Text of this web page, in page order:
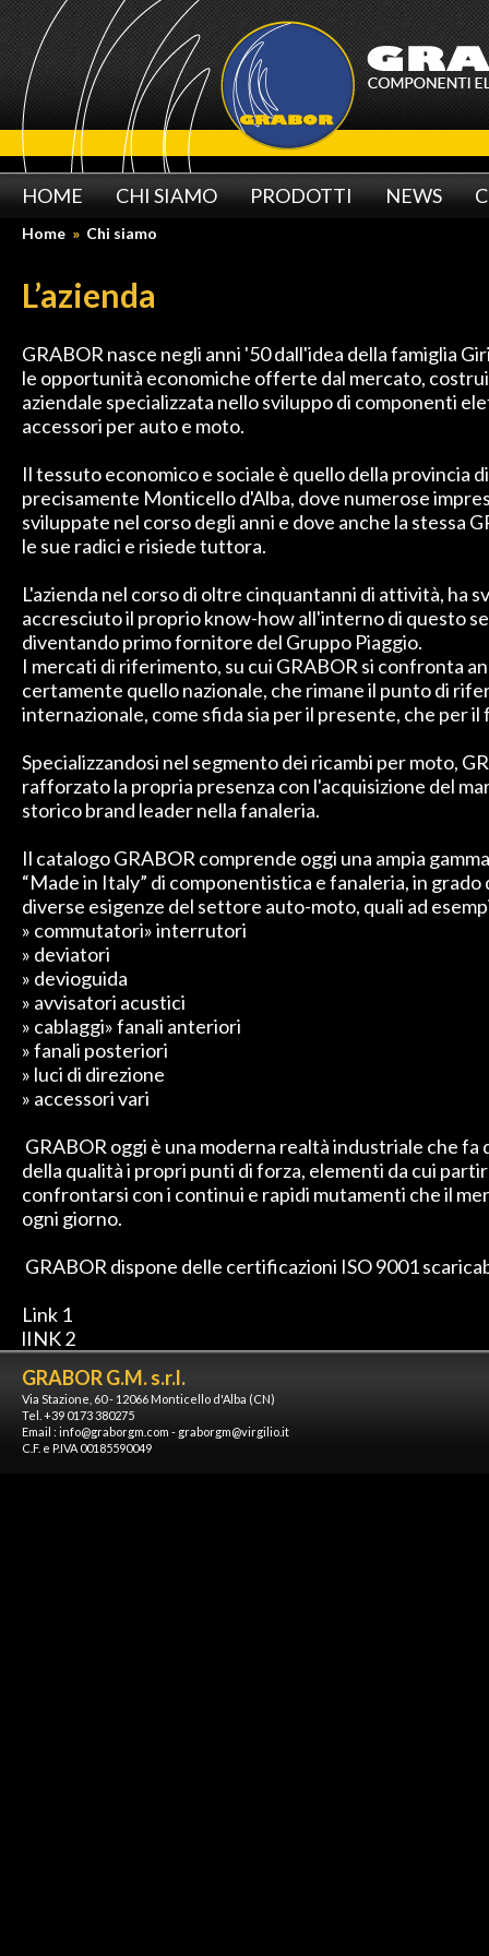
HOME CHI SIAMO PRODOTTI NEWS
Home » Chi siamo
L’azienda
GRABOR nasce negli anni '50 dall'idea della famiglia
le opportunità economiche offerte dal mercato,
aziendale specializzata nello sviluppo di componenti
accessori per auto e moto.
Il tessuto economico e sociale è quello della provincia
precisamente Monticello d'Alba, dove numerose
sviluppate nel corso degli anni e dove anche la stessa
le sue radici e risiede tuttora.
L'azienda nel corso di oltre cinquantanni di attività, ha
accresciuto il proprio know-how all'interno di questo
diventando primo fornitore del Gruppo Piaggio.
I mercati di riferimento, su cui GRABOR si confronta
certamente quello nazionale, che rimane il punto di
internazionale, come sfida sia per il presente, che per
Specializzandosi nel segmento dei ricambi per moto,
rafforzato la propria presenza con l'acquisizione del
storico brand leader nella fanaleria.
Il catalogo GRABOR comprende oggi una ampia
“Made in Italy” di componentistica e fanaleria, in grado
diverse esigenze del settore auto-moto, quali ad
» commutatori» interrutori
» deviatori
» devioguida
» avvisatori acustici
» cablaggi» fanali anteriori
» fanali posteriori
» luci di direzione
» accessori vari
GRABOR oggi è una moderna realtà industriale che fa
della qualità i propri punti di forza, elementi da cui
confrontarsi con i continui e rapidi mutamenti che il
ogni giorno.
GRABOR dispone delle certificazioni ISO 9001
Link 1
lINK 2
GRABOR G.M. s.r.l.
Via Stazione, 60 - 12066 Monticello d'Alba (CN)
Tel. +39 0173 380275
Email : info@graborgm.com - graborgm@virgilio.it
C.F. e P.IVA 00185590049